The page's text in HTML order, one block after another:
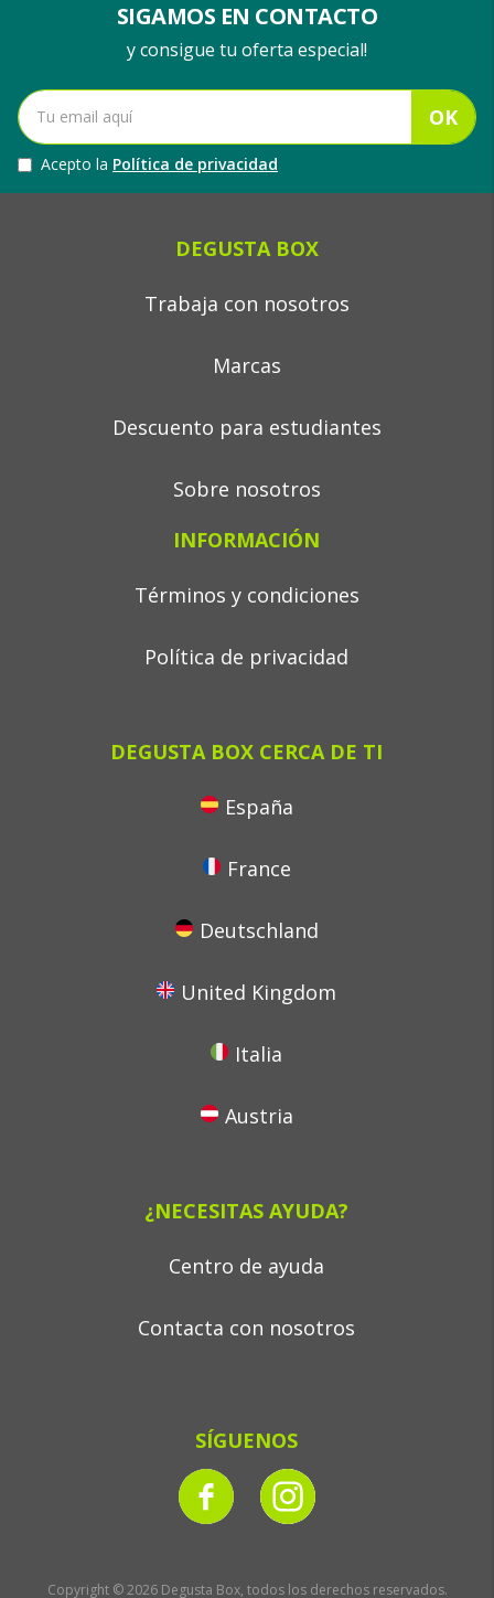
SIGAMOS EN CONTACTO
y consigue tu oferta especial!
OK
Acepto la Política de privacidad
DEGUSTA BOX
Trabaja con nosotros
Marcas
Descuento para estudiantes
Sobre nosotros
INFORMACIÓN
Términos y condiciones
Política de privacidad
DEGUSTA BOX CERCA DE TI
España
France
Deutschland
United Kingdom
Italia
Austria
¿NECESITAS AYUDA?
Centro de ayuda
Contacta con nosotros
SÍGUENOS
Copyright © 2026 Degusta Box, todos los derechos reservados.